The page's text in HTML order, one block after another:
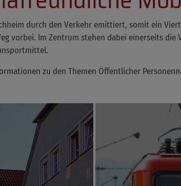
durch den Verkehr emittiert, somit ein
vorbei. Im Zentrum stehen dabei einerseits die
zu den Themen Öffentlicher